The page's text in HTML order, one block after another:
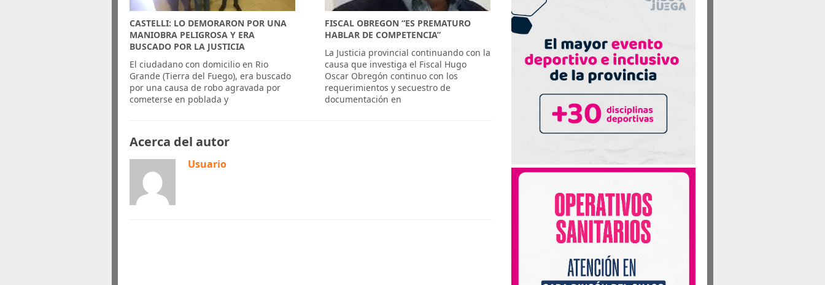
CASTELLI: LO DEMORARON POR UNA
MANIOBRA PELIGROSA Y ERA
BUSCADO POR LA JUSTICIA
El ciudadano con domicilio en Rio
Grande (Tierra del Fuego), era buscado
por una causa de robo agravada por
cometerse en poblada y
FISCAL OBREGON “ES PREMATURO
HABLAR DE COMPETENCIA”
La Justicia provincial continuando con la
causa que investiga el Fiscal Hugo
Oscar Obregón continuo con los
requerimientos y secuestro de
documentación en
Acerca del autor
Usuario